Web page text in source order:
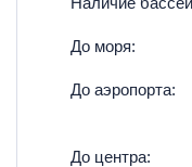
До моря:
До аэропорта:
До центра: